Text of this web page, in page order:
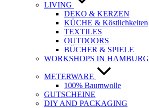
LIVING
DEKO & KERZEN
KÜCHE & Köstlichkeiten
TEXTILES
OUTDOORS
BÜCHER & SPIELE
WORKSHOPS IN HAMBURG
METERWARE
100% Baumwolle
GUTSCHEINE
DIY AND PACKAGING